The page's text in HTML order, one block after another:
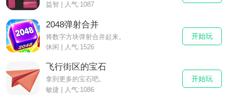
益智 | 人气:1087
2048弹射合并
将数字方块弹射合并起来。
休闲 | 人气:1526
开始玩
飞行街区的宝石
拿到更多的宝石吧。
敏捷 | 人气:1086
开始玩